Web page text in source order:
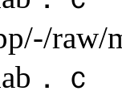
．ｃ